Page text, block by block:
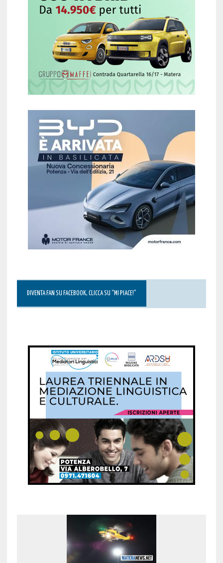
DIVENTA FAN SU FACEBOOK, CLICCA SU “MI PIACE!”